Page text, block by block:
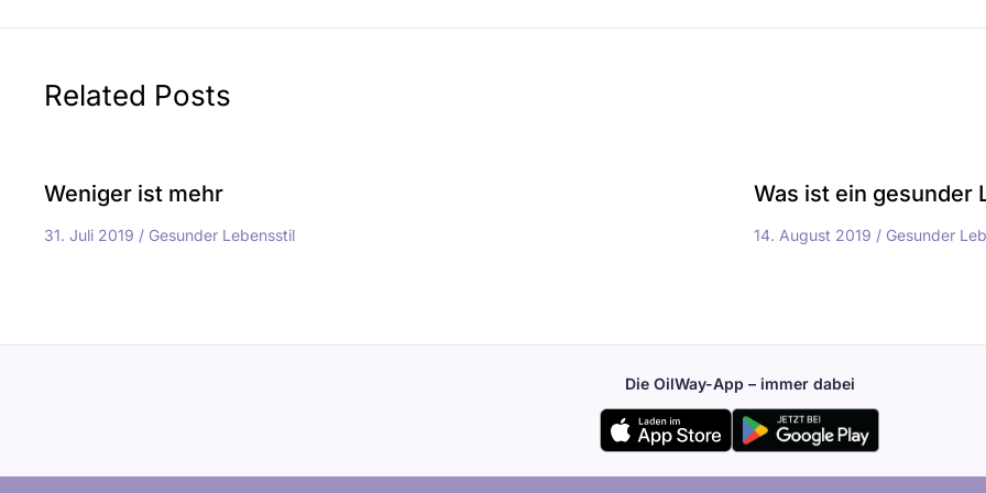
Related Posts
Weniger ist mehr
31. Juli 2019 / Gesunder Lebensstil
Was ist ein gesunder
14. August 2019 / Gesunder
Die OilWay-App – immer dabei